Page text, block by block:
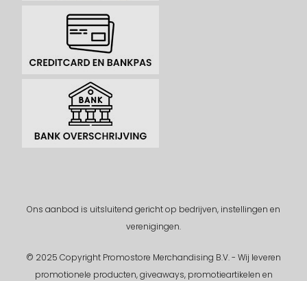
Ons aanbod is uitsluitend gericht op bedrijven, instellingen en
verenigingen.
© 2025 Copyright Promostore Merchandising B.V. - Wij leveren
promotionele producten, giveaways, promotieartikelen en